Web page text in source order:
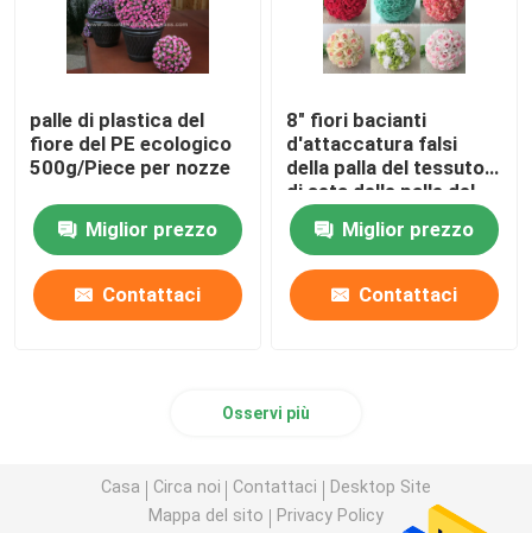
palle di plastica del
fiore del PE ecologico
500g/Piece per nozze
Miglior prezzo
Contattaci
8" fiori bacianti
d'attaccatura falsi
della palla del tessuto
di seta delle palle del
fiore
Miglior prezzo
Contattaci
Osservi più
Casa Circa noi Contattaci
Desktop Site
Mappa del sito
Privacy Policy